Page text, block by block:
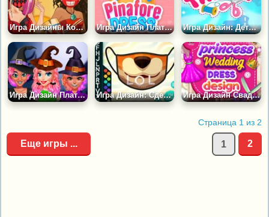
Игра Дизайны Комбинезонов для Принцесс Игра Дизайн Платья-сарафана Игра Дизайн: Дети-портные
Игра Дизайн Платья Ведьм Игра Дизайн: Сделать Маску Игра Дизайн Свадебных Платьев для Принцесс
Страница 1 из 2
Еще игры ... 1 2